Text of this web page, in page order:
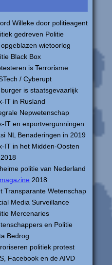
Willeke door politieagent
gedreven Politie
opgeblazen wietoorlog
Black Box
is Terrorisme
/ Cyberupt
burger is staatsgevaarlijk
IT in Rusland
Nepwetenschap
IT en exportvergunningen
NL Benaderingen in 2019
IT in het Midden-Oosten
2018
politie van Nederland
2018
Transparante Wetenschap
Media Surveillance
Mercenaries
en Politie
Bedrog
politiek protest
Facebook en de AIVD